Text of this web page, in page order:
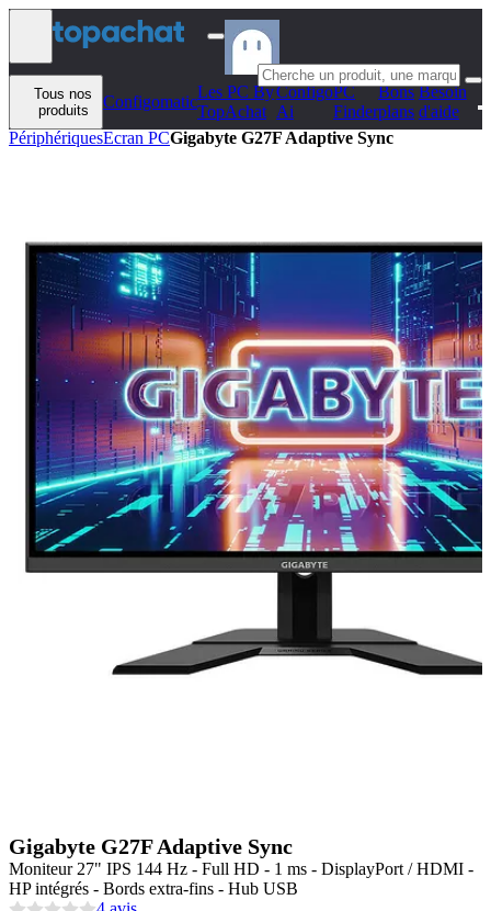
Aller au contenu
Tous nos
produits
Configomatic
Les PC By
TopAchat
Configo
Ai
PC
Finder
Bons
plans
Besoin
d'aide
PériphériquesEcran PCGigabyte G27F Adaptive Sync
Gigabyte G27F Adaptive Sync
Moniteur 27" IPS 144 Hz - Full HD - 1 ms - DisplayPort / HDMI -
HP intégrés - Bords extra-fins - Hub USB